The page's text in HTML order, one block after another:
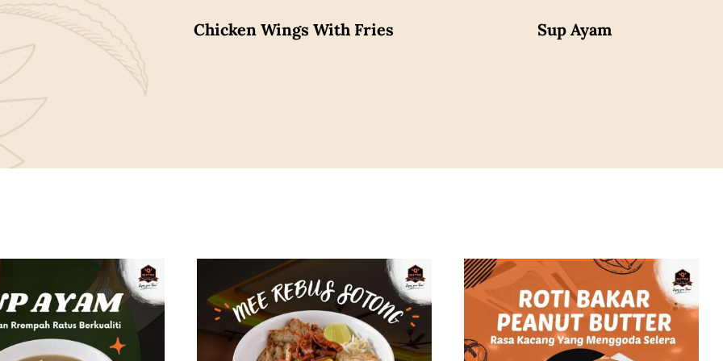
Chicken Wings With Fries Sup Ayam